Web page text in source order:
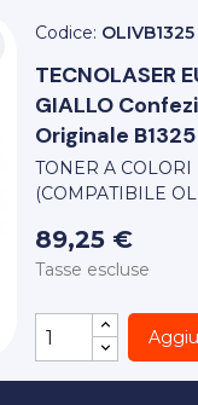
Codice: OLIVB1325
TECNOLASER
GIALLO
Originale B1325
TONER A
(COMPATIBILE
89,25 €
Tasse escluse